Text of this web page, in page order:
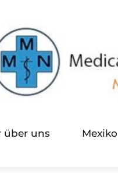
über uns Mexiko